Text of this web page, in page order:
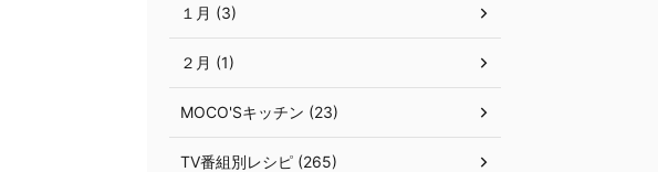
１月 (3)
２月 (1)
MOCO'Sキッチン (23)
TV番組別レシピ (265)